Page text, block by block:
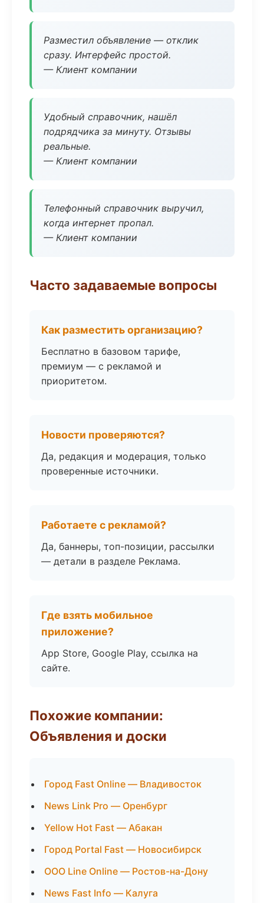
Разместил объявление — отклик
сразу. Интерфейс простой.
— Клиент компании
Удобный справочник, нашёл
подрядчика за минуту. Отзывы
реальные.
— Клиент компании
Телефонный справочник выручил,
когда интернет пропал.
— Клиент компании
Часто задаваемые вопросы
Как разместить организацию?
Бесплатно в базовом тарифе,
премиум — с рекламой и
приоритетом.
Новости проверяются?
Да, редакция и модерация, только
проверенные источники.
Работаете с рекламой?
Да, баннеры, топ-позиции, рассылки
— детали в разделе Реклама.
Где взять мобильное
приложение?
App Store, Google Play, ссылка на
сайте.
Похожие компании:
Объявления и доски
Город Fast Online — Владивосток
News Link Pro — Оренбург
Yellow Hot Fast — Абакан
Город Portal Fast — Новосибирск
ООО Line Online — Ростов-на-Дону
News Fast Info — Калуга